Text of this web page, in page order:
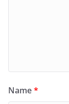
Name*